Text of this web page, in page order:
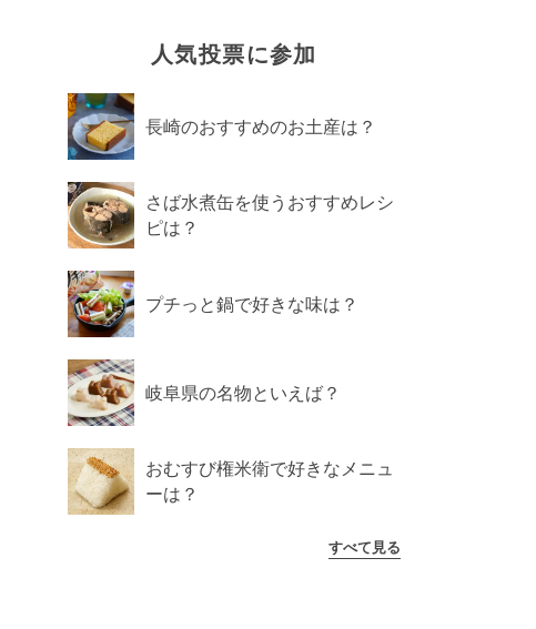
人気投票に参加
長崎のおすすめのお土産は？
さば水煮缶を使うおすすめレシ
ピは？
プチっと鍋で好きな味は？
岐阜県の名物といえば？
おむすび権米衛で好きなメニュ
ーは？
すべて見る